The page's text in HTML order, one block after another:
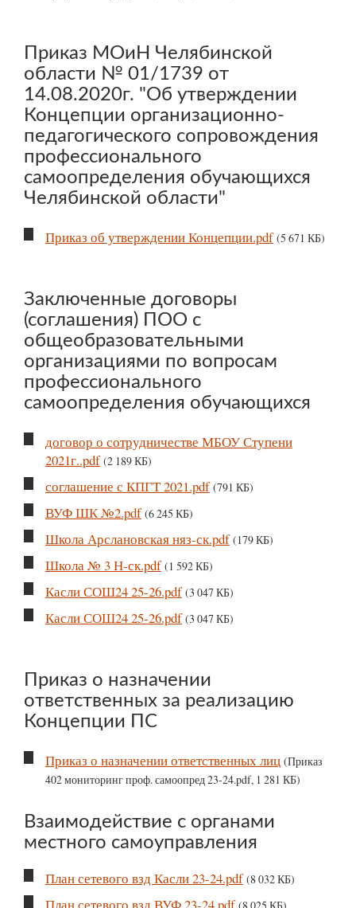
Приказ МОиН Челябинской
области № 01/1739 от
14.08.2020г. "Об утверждении
Концепции организационно-
педагогического сопровождения
профессионального
самоопределения обучающихся
Челябинской области"
Приказ об утверждении Концепции.pdf (5 671 КБ)
Заключенные договоры
(соглашения) ПОО с
общеобразовательными
организациями по вопросам
профессионального
самоопределения обучающихся
договор о сотрудничестве МБОУ Ступени
2021г..pdf (2 189 КБ)
соглашение с КПГТ 2021.pdf (791 КБ)
ВУФ ШК №2.pdf (6 245 КБ)
Школа Арслановская няз-ск.pdf (179 КБ)
Школа № 3 Н-ск.pdf (1 592 КБ)
Касли СОШ24 25-26.pdf (3 047 КБ)
Касли СОШ24 25-26.pdf (3 047 КБ)
Приказ о назначении
ответственных за реализацию
Концепции ПС
Приказ о назначении ответственных лиц (Приказ
402 мониторинг проф. самоопред 23-24.pdf, 1 281 КБ)
Взаимодействие с органами
местного самоуправления
План сетевого взд Касли 23-24.pdf (8 032 КБ)